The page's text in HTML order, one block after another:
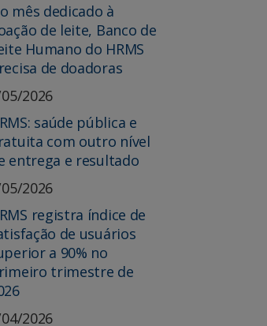
mês dedicado à
de leite, Banco de
Humano do HRMS
de doadoras
2026
saúde pública e
com outro nível
entrega e resultado
2026
registra índice de
de usuários
a 90% no
trimestre de
2026